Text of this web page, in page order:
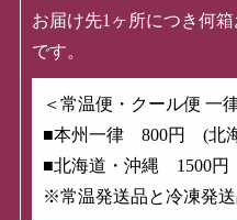
お届け先1ヶ所につき何
です。
＜常温便・クール便 一
■本州一律 800円 (北
■北海道・沖縄 1500円
※常温発送品と冷凍発送